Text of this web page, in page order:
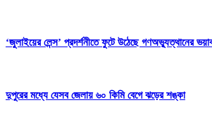
‘জুলাইয়ের লেন্স’ প্রদর্শনীতে ফুটে উঠেছে গণঅভ্যুত্থানের
দুপুরের মধ্যে যেসব জেলায় ৬০ কিমি বেগে ঝড়ের শঙ্কা